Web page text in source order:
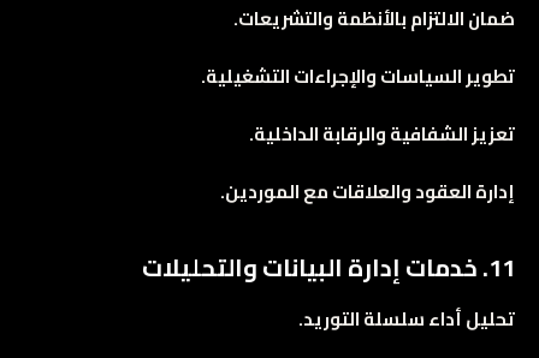
ضمان الالتزام بالأنظمة والتشريعات.
تطوير السياسات والإجراءات التشغيلية.
تعزيز الشفافية والرقابة الداخلية.
إدارة العقود والعلاقات مع الموردين.
11. خدمات إدارة البيانات والتحليلات
تحليل أداء سلسلة التوريد.